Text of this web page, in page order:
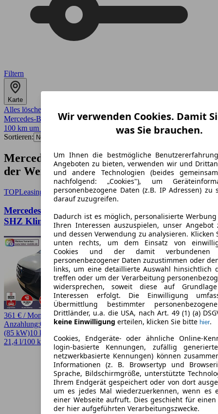
Filtern
Karte
Alles löschen
Mercedes-Benz
100 km um 67433
Sortieren:
Mercedes-Benz-Angebote in Neustadt an
der Weinstrasse
TOPLeasing
Mercedes-Benz Vito e112 Kasten 60kWh lang Holz
SHZ Klima 3-S
361 € / Monat
Anzahlung:0,00 €Laufzeit:48 Monatekm/Jahr: 10.000Elektro116 PS
(85 kW)10 km
21,4 l/100 km (komb.)* · 0 g/km CO2*
Wir verwenden Cookies. Damit
was Sie brauchen.
Um Ihnen die bestmögliche
Angeboten zu bieten, verwenden wir und
und andere Technologien (beides
nachfolgend: „Cookies"), um
personenbezogene Daten (z.B. IP Adressen) zu
darauf zuzugreifen.
Dadurch ist es möglich, personalisierte
Ihren Interessen auszuspielen, unser Angebot
und dessen Verwendung zu analysieren. Klicken
unten rechts, um dem Einsatz von
Cookies und der damit verbundenen
personenbezogener Daten zuzustimmen oder
links, um eine detaillierte Auswahl hinsichtlich
treffen oder um der Verarbeitung
widersprechen, soweit diese auf
Interessen erfolgt. Die Einwilligung
Übermittlung bestimmter
Drittländer, u.a. die USA, nach Art. 49 (1) (a)
keine Einwilligung erteilen, klicken Sie bitte hier.
Cookies, Endgeräte- oder ähnliche Online-
login-basierte Kennungen, zufällig
netzwerkbasierte Kennungen) können
Informationen (z. B. Browsertyp und
Sprache, Bildschirmgröße, unterstützte
Ihrem Endgerät gespeichert oder von dort
um es jedes Mal wiederzuerkennen, wenn es
einer Webseite aufruft. Dies geschieht für
der hier aufgeführten Verarbeitungszwecke.